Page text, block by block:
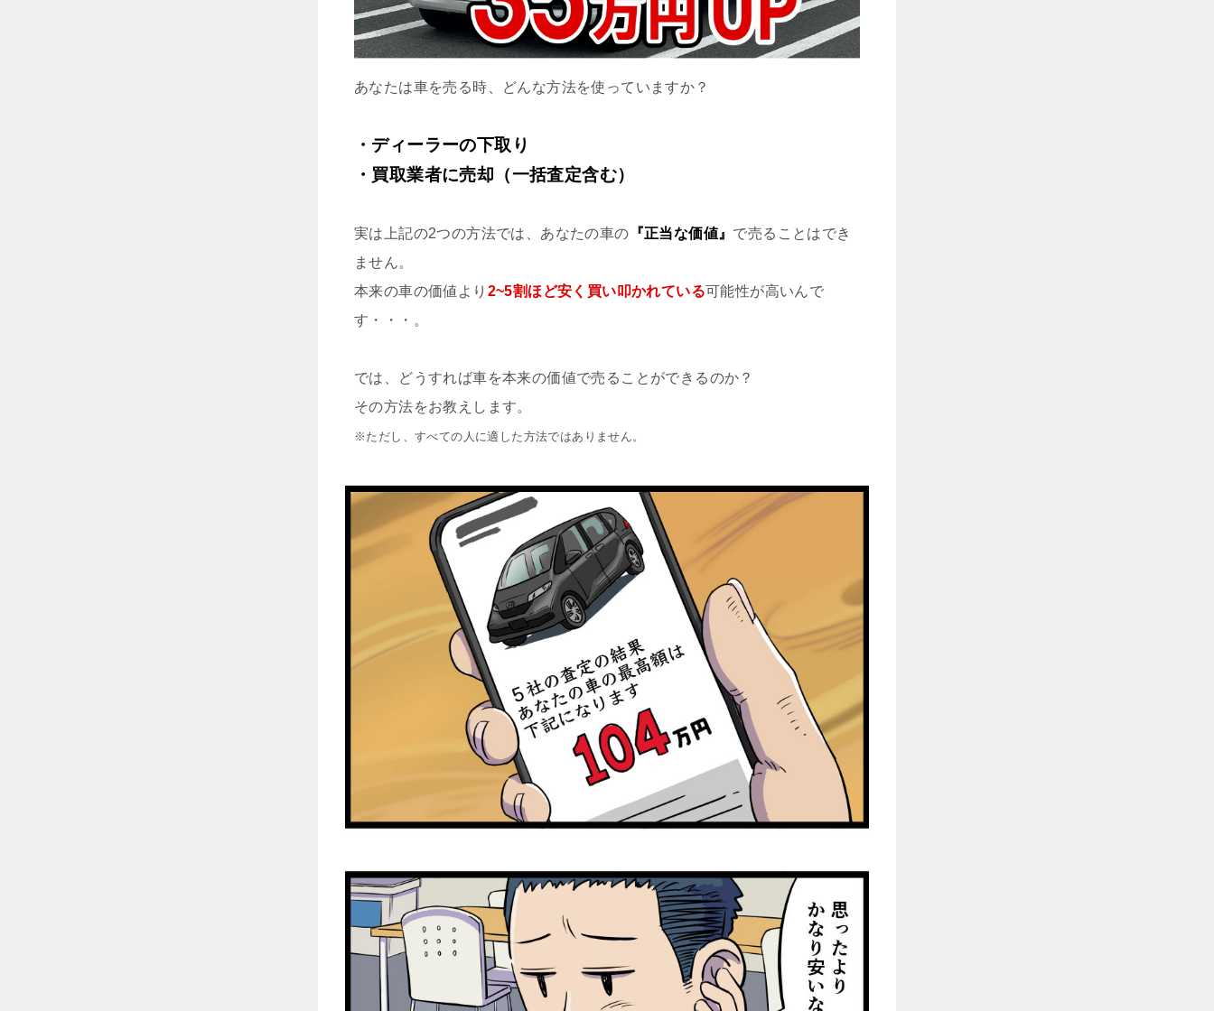
あなたは車を売る時、どんな方法を使っていますか？
・ディーラーの下取り
・買取業者に売却（一括査定含む）
実は上記の2つの方法では、あなたの車の 『正当な価値』 で売ることはでき
ません。
本来の車の価値より 2~5割ほど安く買い叩かれている可能性が高いんで
す・・・。
では、どうすれば車を本来の価値で売ることができるのか？
その方法をお教えします。
※ただし、すべての人に適した方法ではありません。